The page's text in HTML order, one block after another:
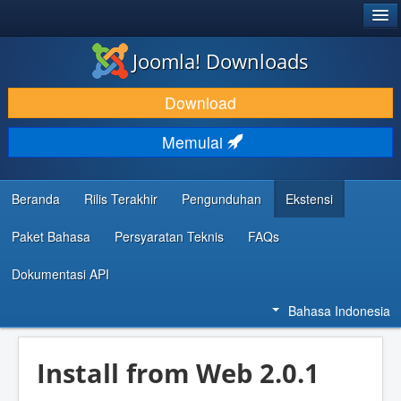
DOWNLOAD & KEMBANGKAN
TEMUKAN & PELAJARI
DUKUNGAN & KOMUNITAS
REFERENSI DEVELOPER
Joomla! Downloads
Download
Memulai
Beranda Rilis Terakhir Pengunduhan Ekstensi
Paket Bahasa Persyaratan Teknis FAQs
Dokumentasi API
Bahasa Indonesia
Install from Web 2.0.1